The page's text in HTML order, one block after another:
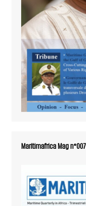
Maritimafrica Mag n°007